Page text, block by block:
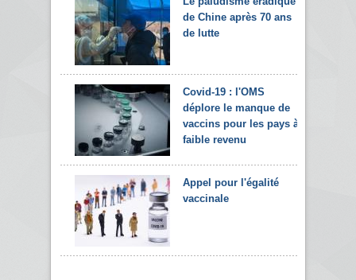
de Chine après 70 ans
de lutte
Covid-19 : l'OMS
déplore le manque de
vaccins pour les pays à
faible revenu
Appel pour l'égalité
vaccinale